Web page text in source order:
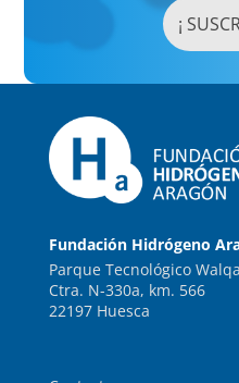
Fundación Hidrógeno
Parque Tecnológico Walqa
Ctra. N-330a, km. 566
22197 Huesca